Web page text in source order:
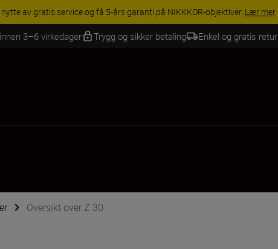
SAVINGS | Få 15 % rabatt på utvalgt tilbehør, gjør fotoutstyret komplett i dag.
3–6 virkedager Trygg og sikker betaling Enkel og gratis retur
Oversikt over Z 30